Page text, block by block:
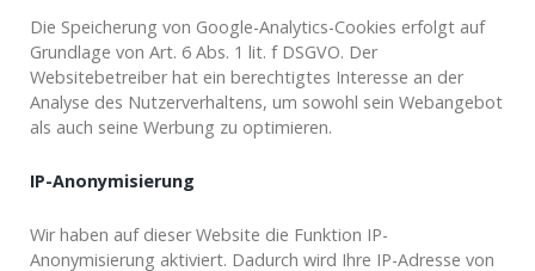
Die Speicherung von Google-Analytics-Cookies erfolgt auf
Grundlage von Art. 6 Abs. 1 lit. f DSGVO. Der
Websitebetreiber hat ein berechtigtes Interesse an der
Analyse des Nutzerverhaltens, um sowohl sein Webangebot
als auch seine Werbung zu optimieren.
IP-Anonymisierung
Wir haben auf dieser Website die Funktion IP-
Anonymisierung aktiviert. Dadurch wird Ihre IP-Adresse von